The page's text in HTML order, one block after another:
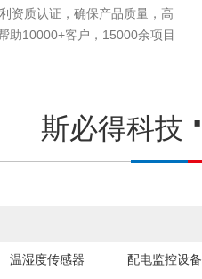
资质认证，确保产品质量，高
助10000+客户，15000余项目
斯必得科技
温湿度传感器 配电监控设备